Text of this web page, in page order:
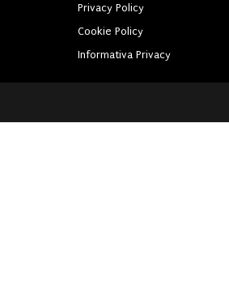
Privacy Policy
Cookie Policy
Informativa Privacy